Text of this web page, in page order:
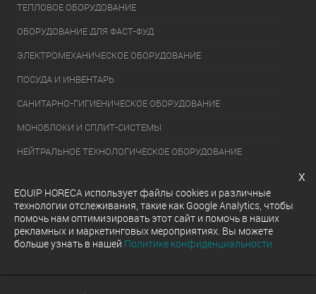
ТЕПЛОВОЕ ОБОРУДОВАНИЕ
ОБОРУДОВАНИЕ ДЛЯ ФАСТ-ФУД
ЭЛЕКТРОМЕХАНИЧЕСКОЕ ОБОРУДОВАНИЕ
ПОСУДА И ИНВЕНТАРЬ
САНИТАРНО-ГИГИЕНИЧЕСКОЕ ОБОРУДОВАНИЕ
МОНОБЛОКИ И СПЛИТ-СИСТЕМЫ
НЕЙТРАЛЬНОЕ ТЕХНОЛОГИЧЕСКОЕ ОБОРУДОВАНИЕ
ХОЛОДИЛЬНОЕ ОБОРУДОВАНИЕ
ОБОРУДОВАНИЕ ДЛЯ РАЗДАЧИ ГОТОВЫХ БЛЮД
МОЕЧНОЕ ОБОРУДОВАНИЕ
x
EQUIP HORECA использует файлы cookies и различные
технологии отслеживания, такие как Google Analytics, чтобы
помочь нам оптимизировать этот сайт и помочь в наших
рекламных и маркетинговых мероприятиях. Вы можете
больше узнать в нашей Политике конфиденциальности